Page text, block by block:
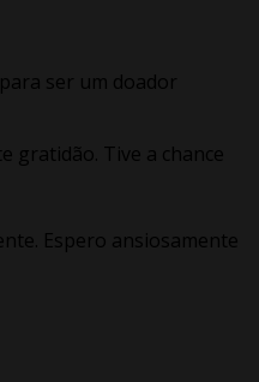
ser um doador
gratidão. Tive a chance
Espero ansiosamente